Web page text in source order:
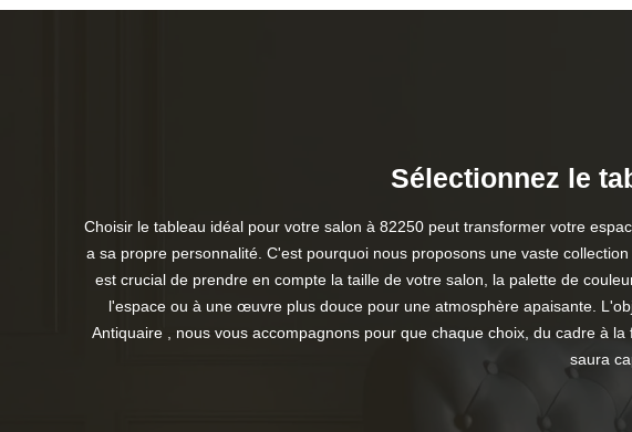
Sélectionnez le
Choisir le tableau idéal pour votre salon à 82250 peut transformer votre
a sa propre personnalité. C'est pourquoi nous proposons une vaste
est crucial de prendre en compte la taille de votre salon, la palette de
l'espace ou à une œuvre plus douce pour une atmosphère apaisante.
Antiquaire , nous vous accompagnons pour que chaque choix, du cadre à
saura